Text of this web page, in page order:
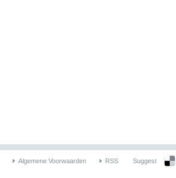
Algemene Voorwaarden RSS Suggest